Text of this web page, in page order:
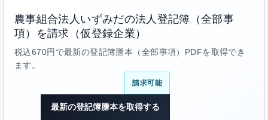
農事組合法人いずみだの法人登記簿（全部事
項）を請求（仮登録企業）
税込670円で最新の登記簿謄本（全部事項）PDFを取得でき
ます。
請求可能
最新の登記簿謄本を取得する